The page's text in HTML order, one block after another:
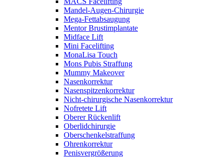
Mandel-Augen-Chirurgie
Mega-Fettabsaugung
Mentor Brustimplantate
Midface Lift
Mini Facelifting
MonaLisa Touch
Mons Pubis Straffung
Mummy Makeover
Nasenkorrektur
Nasenspitzenkorrektur
Nicht-chirurgische Nasenkorrektur
Nofretete Lift
Oberer Rückenlift
Oberlidchirurgie
Oberschenkelstraffung
Ohrenkorrektur
Penisvergrößerung